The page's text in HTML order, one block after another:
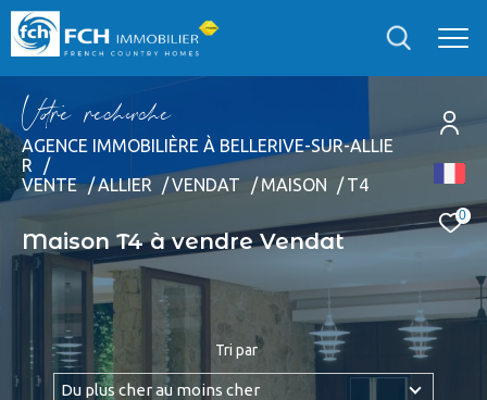
0
Vore recece
AGENCE IMMOBILIÈRE À BELLERIVE-SUR-ALLIE
R
VENTE
ALLIER VENDAT MAISON T4
Maison T4 à vendre Vendat
Tri par
Du plus cher au moins cher
EFFECTUER UNE RECHERCHE
et trouver le bien qui correspond à vos critères
Type
d'offre
Type
de
bien
Type de bien